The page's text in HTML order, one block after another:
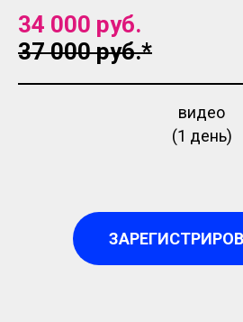
34 000 руб.
37 000 руб.*
видео
(1 день)